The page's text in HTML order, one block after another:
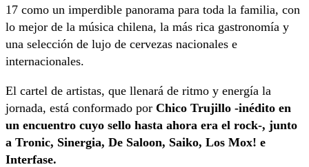
17 como un imperdible panorama para toda la familia, con
lo mejor de la música chilena, la más rica gastronomía y
una selección de lujo de cervezas nacionales e
internacionales.
El cartel de artistas, que llenará de ritmo y energía la
jornada, está conformado por Chico Trujillo -inédito en
un encuentro cuyo sello hasta ahora era el rock-, junto
a Tronic, Sinergia, De Saloon, Saiko, Los Mox! e
Interfase.